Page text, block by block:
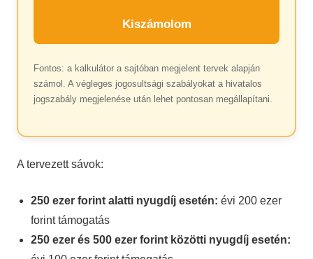
Kiszámolom
Fontos: a kalkulátor a sajtóban megjelent tervek alapján
számol. A végleges jogosultsági szabályokat a hivatalos
jogszabály megjelenése után lehet pontosan megállapítani.
A tervezett sávok:
250 ezer forint alatti nyugdíj esetén: évi 200 ezer
forint támogatás
250 ezer és 500 ezer forint közötti nyugdíj esetén: